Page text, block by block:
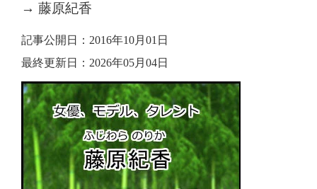
→ 藤原紀香
記事公開日：2016年10月01日
最終更新日：2026年05月04日